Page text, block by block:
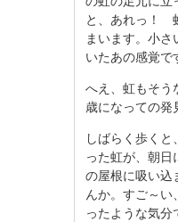
と、あれっ！
まいます。小
いたあの感覚で
へえ、虹もそ
歳になっての発
しばらく歩く
った虹が、朝
の屋根に吸い込
んか。すご～い
ったような気分